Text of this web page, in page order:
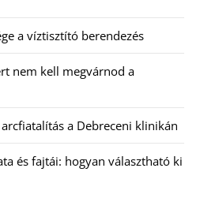
a víztisztító berendezés
nem kell megvárnod a
a Debreceni klinikán
és fajtái: hogyan választható ki